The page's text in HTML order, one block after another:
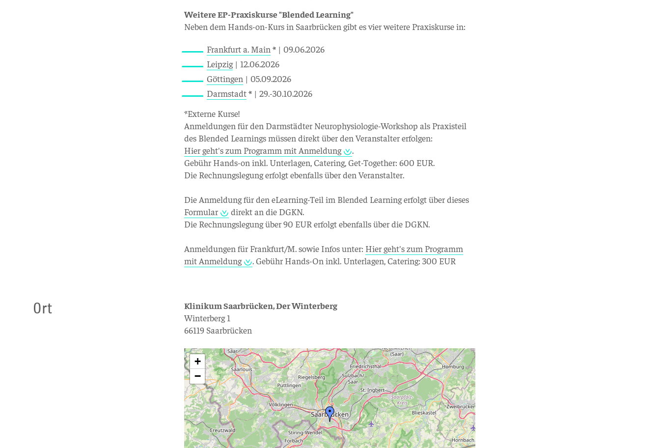
Weitere EP-Praxiskurse "Blended Learning"
Neben dem Hands-on-Kurs in Saarbrücken gibt es vier weitere Praxiskurse in:
Frankfurt a. Main * | 09.06.2026
Leipzig| 12.06.2026
Göttingen | 05.09.2026
Darmstadt* | 29.-30.10.2026
*Externe Kurse!
Anmeldungen für den Darmstädter Neurophysiologie-Workshop als Praxisteil
des Blended Learnings müssen direkt über den Veranstalter erfolgen:
Hier geht's zum Programm mit Anmeldung
.
Gebühr Hands-on inkl. Unterlagen, Catering, Get-Together: 600 EUR.
Die Rechnungslegung erfolgt ebenfalls über den Veranstalter.
Die Anmeldung für den eLearning-Teil im Blended Learning erfolgt über dieses
Formular
direkt an die DGKN.
Die Rechnungslegung über 90 EUR erfolgt ebenfalls über die DGKN.
Anmeldungen für Frankfurt/M. sowie Infos unter: Hier geht's zum Programm
mit Anmeldung
. Gebühr Hands-On inkl. Unterlagen, Catering: 300 EUR
Ort
Klinikum Saarbrücken, Der Winterberg
Winterberg 1
66119 Saarbrücken
+
−